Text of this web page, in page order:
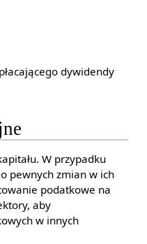
dywidendy
W przypadku
pewnych zmian w ich
podatkowe na
aby
w innych